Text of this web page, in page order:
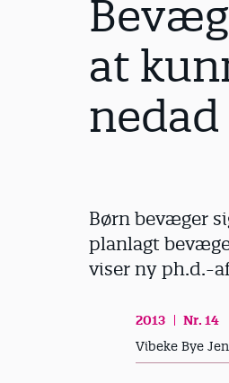
at
nedad
Børn bevæger
planlagt
viser ny ph.d.-
2013
Nr. 14
Vibeke Bye